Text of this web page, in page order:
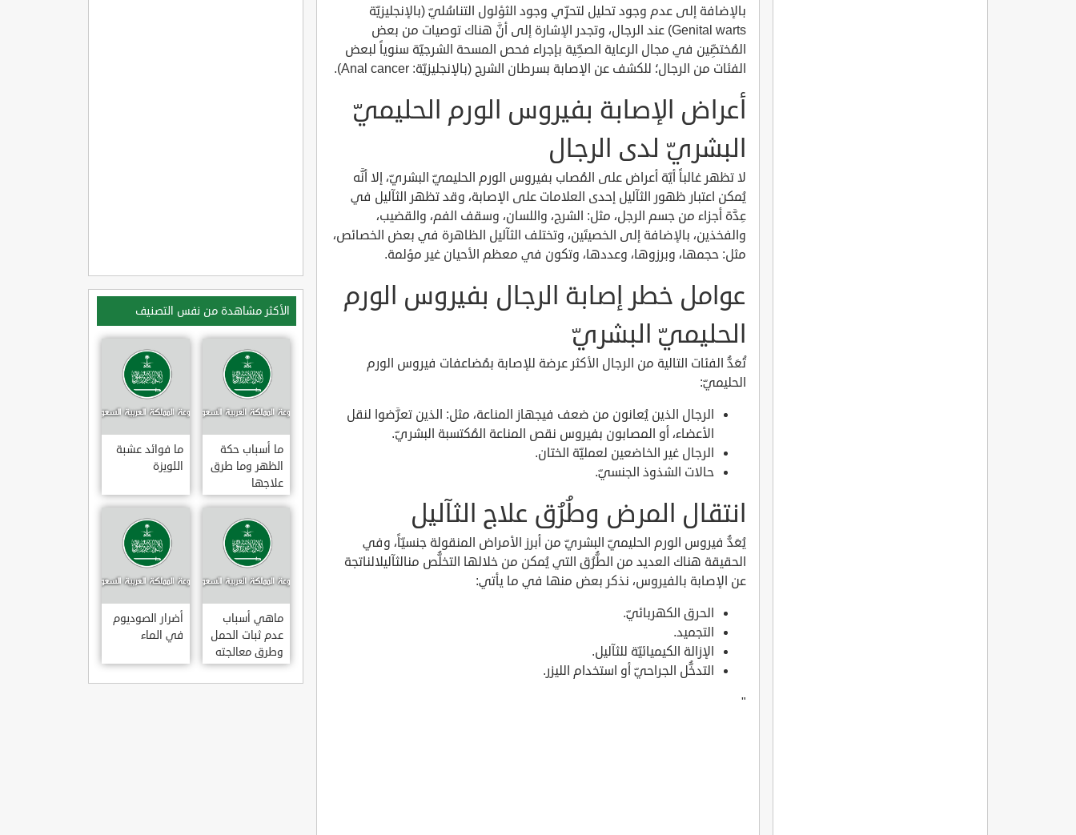
بالإضافة إلى عدم وجود تحليل لتحرِّي وجود الثؤلول التناسُليّ (بالإنجليزيّة
Genital warts) عند الرجال، وتجدر الإشارة إلى أنَّ هناك توصيات من بعض
المُختصِّين في مجال الرعاية الصحِّية بإجراء فحص المسحة الشرجيّة سنوياً لبعض
الفئات من الرجال؛ للكشف عن الإصابة بسرطان الشرج (بالإنجليزيّة: Anal cancer).
أعراض الإصابة بفيروس الورم الحليميّ
البشريّ لدى الرجال
لا تظهر غالباً أيّة أعراض على المُصاب بفيروس الورم الحليميّ البشريّ، إلا أنَّه
يُمكن اعتبار ظهور الثآليل إحدى العلامات على الإصابة، وقد تظهر الثآليل في
عِدَّة أجزاء من جسم الرجل، مثل: الشرج، واللسان، وسقف الفم، والقضيب،
والفخذين، بالإضافة إلى الخصيتَين، وتختلف الثآليل الظاهرة في بعض الخصائص،
مثل: حجمها، وبرزوها، وعددها، وتكون في معظم الأحيان غير مؤلمة.
عوامل خطر إصابة الرجال بفيروس الورم
الحليميّ البشريّ
تُعَدُّ الفئات التالية من الرجال الأكثر عرضة للإصابة بمُضاعفات فيروس الورم
الحليميّ:
الرجال الذين يُعانون من ضعف فيجهاز المناعة، مثل: الذين تعرَّضوا لنقل
الأعضاء، أو المصابون بفيروس نقص المناعة المُكتسبة البشريّ.
الرجال غير الخاضعين لعمليّة الختان.
حالات الشذوذ الجنسيّ.
انتقال المرض وطُرُق علاج الثآليل
يُعَدُّ فيروس الورم الحليميّ البشريّ من أبرز الأمراض المنقولة جنسيّاً، وفي
الحقيقة هناك العديد من الطُّرُق التي يُمكن من خلالها التخلُّص منالثآليلالناتجة
عن الإصابة بالفيروس، نذكر بعض منها في ما يأتي:
الحرق الكهربائيّ.
التجميد.
الإزالة الكيميائيّة للثآليل.
التدخُّل الجراحيّ أو استخدام الليزر.
"
الأكثر مشاهدة من نفس التصنيف
ما أسباب حكة
الظهر وما طرق
علاجها
ما فوائد عشبة
اللويزة
ماهي أسباب
عدم ثبات الحمل
وطرق معالجته
أضرار الصوديوم
في الماء